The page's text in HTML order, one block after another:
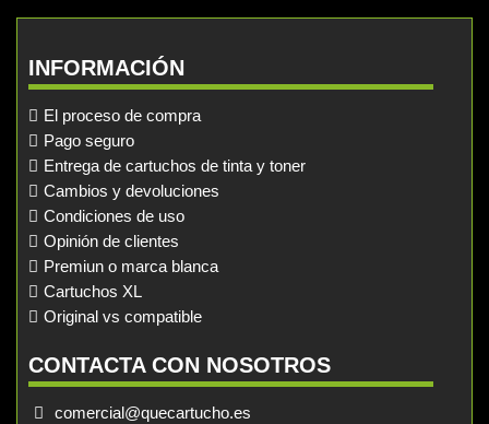
INFORMACIÓN
El proceso de compra
Pago seguro
Entrega de cartuchos de tinta y toner
Cambios y devoluciones
Condiciones de uso
Opinión de clientes
Premiun o marca blanca
Cartuchos XL
Original vs compatible
CONTACTA CON NOSOTROS
comercial@quecartucho.es